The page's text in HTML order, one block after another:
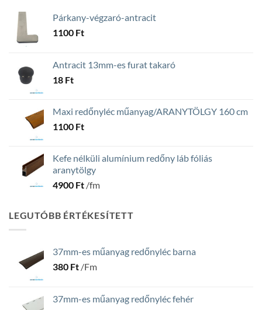
Párkany-végzaró-antracit
1100 Ft
Antracit 13mm-es furat takaró
18 Ft
Maxi redőnyléc műanyag/ARANYTÖLGY 160 cm
1100 Ft
Kefe nélküli alumínium redőny láb fóliás
aranytölgy
4900 Ft /fm
LEGUTÓBB ÉRTÉKESÍTETT
37mm-es műanyag redőnyléc barna
380 Ft /Fm
37mm-es műanyag redőnyléc fehér